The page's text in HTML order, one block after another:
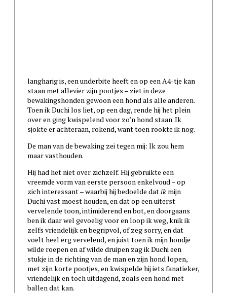
langharig is, een underbite heeft en op een A4-tje kan
staan met allevier zijn pootjes – ziet in deze
bewakingshonden gewoon een hond als alle anderen.
Toen ik Duchi los liet, op een dag, rende hij het plein
over en ging kwispelend voor zo’n hond staan. Ik
sjokte er achteraan, rokend, want toen rookte ik nog.
De man van de bewaking zei tegen mij: Ik zou hem
maar vasthouden.
Hij had het niet over zichzelf. Hij gebruikte een
vreemde vorm van eerste persoon enkelvoud – op
zich interessant – waarbij hij bedoelde datikmijn
Duchi vast moest houden, en dat op een uiterst
vervelende toon, intimiderend en bot, en doorgaans
ben ik daar wel gevoelig voor en loop ik weg, knik ik
zelfs vriendelijk en begripvol, of zeg sorry, en dat
voelt heel erg vervelend, en juist toen ik mijn hondje
wilde roepen en af wilde druipen zag ik Duchi een
stukje in de richting van de man en zijn hond lopen,
met zijn korte pootjes, en kwispelde hij iets fanatieker,
vriendelijk en toch uitdagend, zoals een hond met
ballen dat kan.